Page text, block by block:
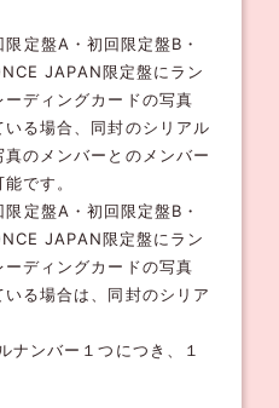
定盤A・初回限定盤B・
JAPAN限定盤にラン
ディングカードの写真
る場合、同封のシリアル
のメンバーとのメンバー
です。
定盤A・初回限定盤B・
JAPAN限定盤にラン
ディングカードの写真
る場合は、同封のシリア
ナンバー１つにつき、１